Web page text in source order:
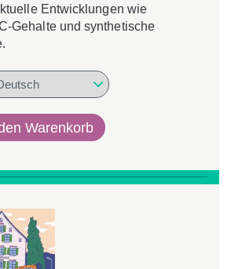
Entwicklungen wie
Gehalte und synthetische
Warenkorb